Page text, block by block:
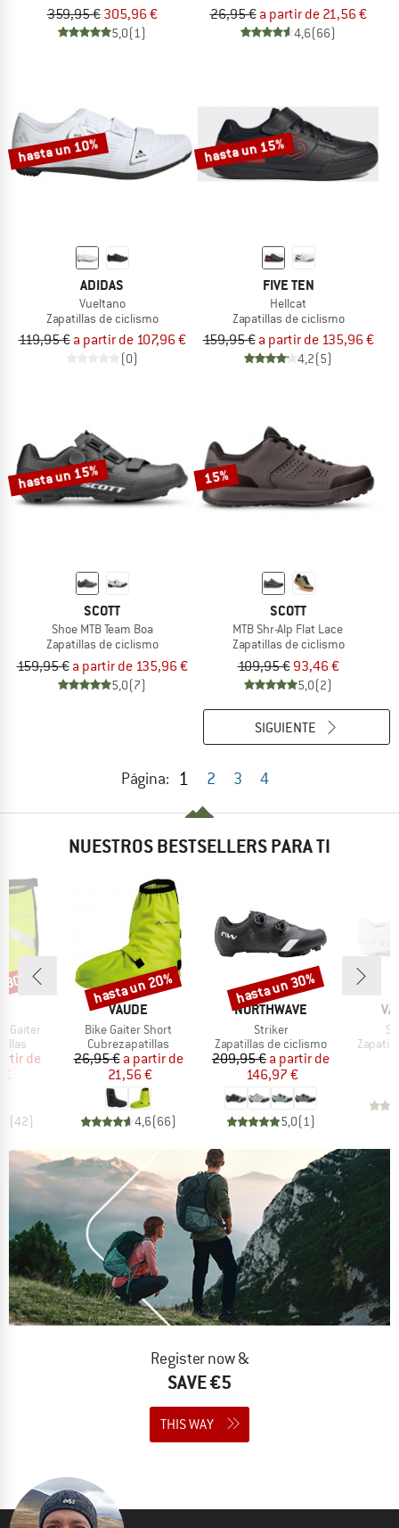
359,95 € 305,96 €
5,0(1)
26,95 € a partir de 21,56 €
4,6(66)
hasta un 10%
ADIDAS
Vueltano
Zapatillas de ciclismo
119,95 € a partir de 107,96 €
(0)
hasta un 15%
FIVE TEN
Hellcat
Zapatillas de ciclismo
159,95 € a partir de 135,96 €
4,2(5)
hasta un 15%
SCOTT
Shoe MTB Team Boa
Zapatillas de ciclismo
159,95 € a partir de 135,96 €
5,0(7)
15%
SCOTT
MTB Shr-Alp Flat Lace
Zapatillas de ciclismo
109,95 € 93,46 €
5,0(2)
Página: 1 2 3 4
SIGUIENTE
NUESTROS BESTSELLERS PARA TI
Gaiter
reducido
de
(42)
MARCA
VAUDE
Artículo
Bike Gaiter Short
Product group
Cubrezapatillas
Precio
26,95 € Precio reducido
a partir de
21,56 €
4,6(66)
Descuento
hasta un 20%
MARCA
NORTHWAVE
Artículo
Striker
Product group
Zapatillas de ciclismo
Precio
209,95 € Precio reducido
a partir de
146,97 €
5,0( 1)
Descuento
hasta un 30%
Register now &
SAVE €5
THIS WAY